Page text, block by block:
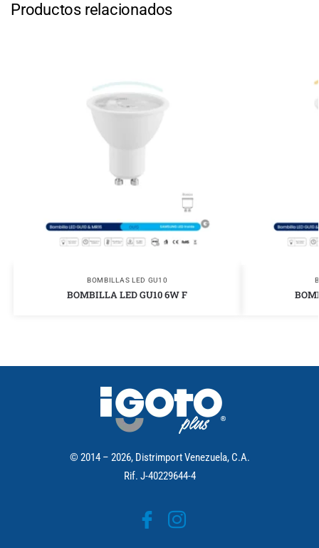
Productos relacionados
BOMBILLAS LED GU10
BOMBILLA LED GU10 6W F
© 2014 – 2026, Distrimport Venezuela, C.A.
Rif. J-40229644-4